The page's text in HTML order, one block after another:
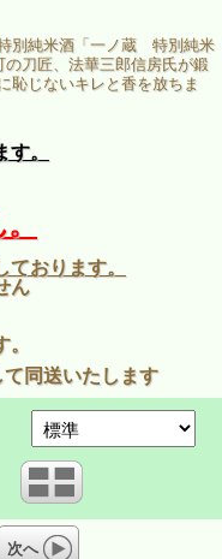
別純米酒「一ノ蔵 特別純米
刀匠、法華三郎信房氏が鍛
恥じないキレと香を放ちま
。
おります。
ん
同送いたします
次へ